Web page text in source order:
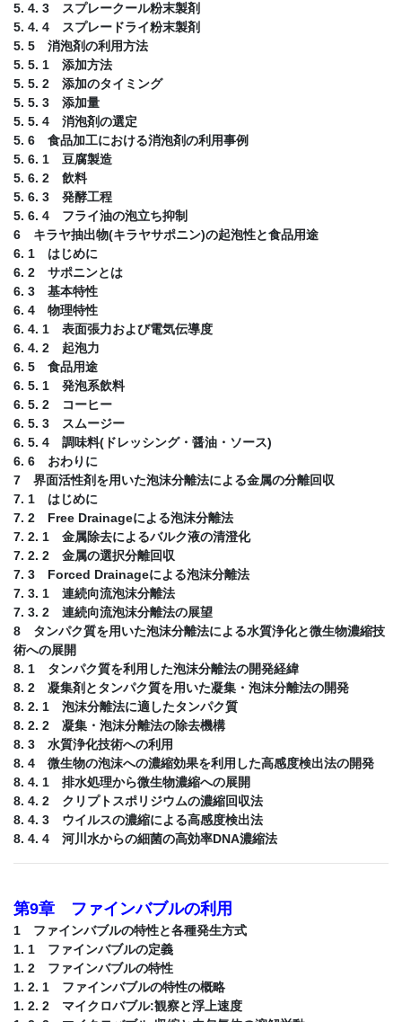
5. 4. 3 スプレークール粉末製剤
5. 4. 4 スプレードライ粉末製剤
5. 5 消泡剤の利用方法
5. 5. 1 添加方法
5. 5. 2 添加のタイミング
5. 5. 3 添加量
5. 5. 4 消泡剤の選定
5. 6 食品加工における消泡剤の利用事例
5. 6. 1 豆腐製造
5. 6. 2 飲料
5. 6. 3 発酵工程
5. 6. 4 フライ油の泡立ち抑制
6 キラヤ抽出物(キラヤサポニン)の起泡性と食品用途
6. 1 はじめに
6. 2 サポニンとは
6. 3 基本特性
6. 4 物理特性
6. 4. 1 表面張力および電気伝導度
6. 4. 2 起泡力
6. 5 食品用途
6. 5. 1 発泡系飲料
6. 5. 2 コーヒー
6. 5. 3 スムージー
6. 5. 4 調味料(ドレッシング・醤油・ソース)
6. 6 おわりに
7 界面活性剤を用いた泡沫分離法による金属の分離回収
7. 1 はじめに
7. 2 Free Drainageによる泡沫分離法
7. 2. 1 金属除去によるバルク液の清澄化
7. 2. 2 金属の選択分離回収
7. 3 Forced Drainageによる泡沫分離法
7. 3. 1 連続向流泡沫分離法
7. 3. 2 連続向流泡沫分離法の展望
8 タンパク質を用いた泡沫分離法による水質浄化と微生物濃縮技
術への展開
8. 1 タンパク質を利用した泡沫分離法の開発経緯
8. 2 凝集剤とタンパク質を用いた凝集・泡沫分離法の開発
8. 2. 1 泡沫分離法に適したタンパク質
8. 2. 2 凝集・泡沫分離法の除去機構
8. 3 水質浄化技術への利用
8. 4 微生物の泡沫への濃縮効果を利用した高感度検出法の開発
8. 4. 1 排水処理から微生物濃縮への展開
8. 4. 2 クリプトスポリジウムの濃縮回収法
8. 4. 3 ウイルスの濃縮による高感度検出法
8. 4. 4 河川水からの細菌の高効率DNA濃縮法
第9章 ファインバブルの利用
1 ファインバブルの特性と各種発生方式
1. 1 ファインバブルの定義
1. 2 ファインバブルの特性
1. 2. 1 ファインバブルの特性の概略
1. 2. 2 マイクロバブル:観察と浮上速度